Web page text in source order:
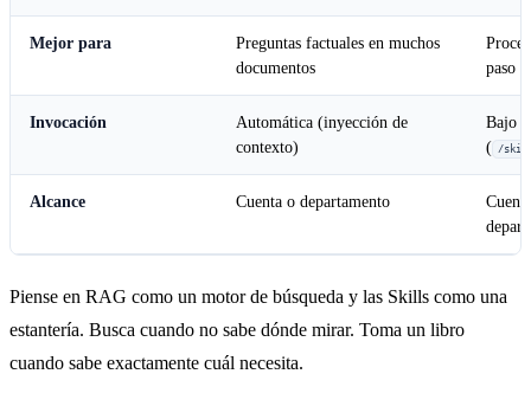
Mejor para
Preguntas factuales en muchos
documentos
paso a
Invocación
Automática (inyección de
contexto)
Bajo
( /
Alcance Cuenta o departamento
Piense en RAG como un motor de búsqueda y las Skills como una
estantería. Busca cuando no sabe dónde mirar. Toma un libro
cuando sabe exactamente cuál necesita.